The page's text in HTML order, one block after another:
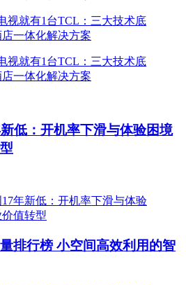
低：开机率下滑与体验困境
排行榜 小空间高效利用的智